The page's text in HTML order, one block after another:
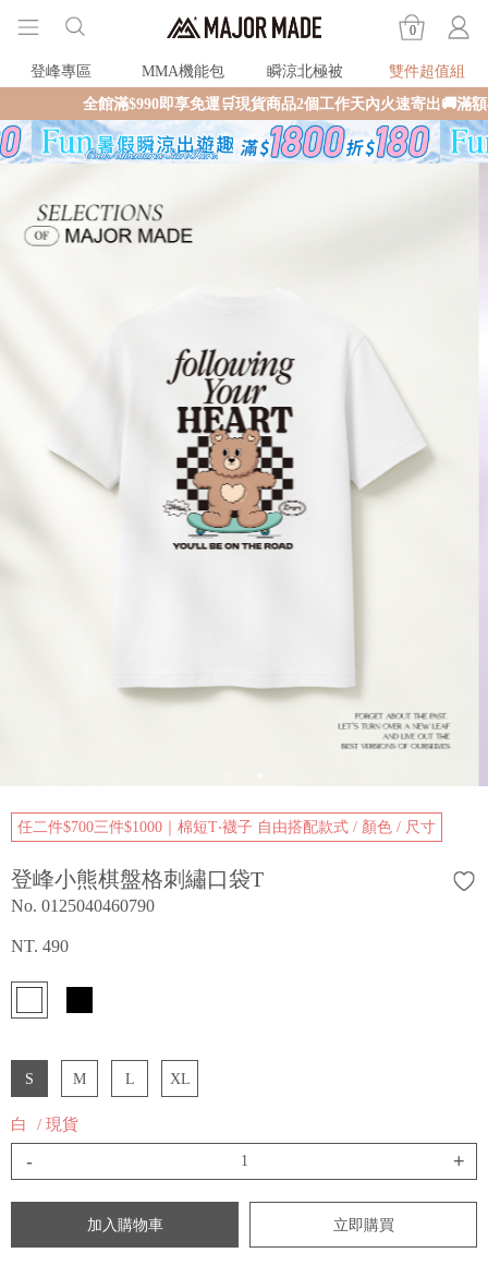
0
登峰專區 MMA機能包 瞬涼北極被
雙件超值組
全館滿$990即享免運🛒現貨商品2個工作天內火速寄出🚚滿額再送限量
任二件$700三件$1000｜棉短T‧襪子 自由搭配款式 / 顏色 / 尺寸
登峰小熊棋盤格刺繡口袋T
No. 0125040460790
NT. 490
S M L XL
白 / 現貨
- +
加入購物車 立即購買